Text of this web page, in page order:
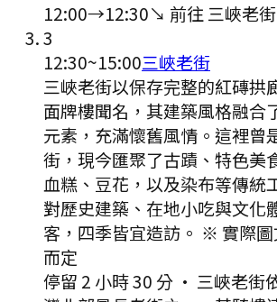
12:00→12:30↘ 前往 三峽老街
3
12:30~15:00三峽老街
三峽老街以保存完整的紅磚拱
面牌樓聞名，其建築風格融合
元素，充滿懷舊風情。這裡曾
街，現今匯聚了古蹟、特色美
血糕、豆花，以及染布等傳統
對歷史建築、在地小吃與文化
客，四季皆宜造訪。 ※ 實際
而定
停留 2 小時 30 分 · 三峽老街